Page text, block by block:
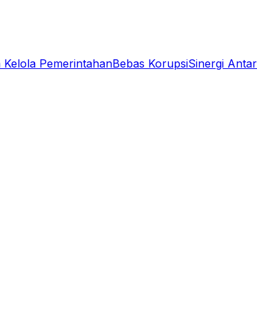
Kelola PemerintahanBebas KorupsiSinergi